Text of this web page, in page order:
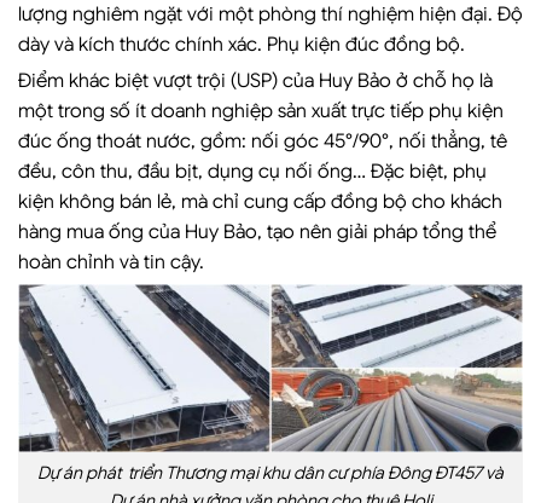
lượng nghiêm ngặt với một phòng thí nghiệm hiện đại. Độ
dày và kích thước chính xác. Phụ kiện đúc đồng bộ.
Điểm khác biệt vượt trội (USP) của Huy Bảo ở chỗ họ là
một trong số ít doanh nghiệp sản xuất trực tiếp phụ kiện
đúc ống thoát nước, gồm: nối góc 45°/90°, nối thẳng, tê
đều, côn thu, đầu bịt, dụng cụ nối ống… Đặc biệt, phụ
kiện không bán lẻ, mà chỉ cung cấp đồng bộ cho khách
hàng mua ống của Huy Bảo, tạo nên giải pháp tổng thể
hoàn chỉnh và tin cậy.
Dự án phát triển Thương mại khu dân cư phía Đông ĐT457 và